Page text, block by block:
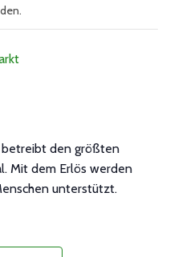
betreibt den größten
Mit dem Erlös werden
unterstützt.